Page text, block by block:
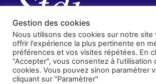
Gestion des cookies
Nous utilisons des cookies sur notre site
offrir l'expérience la plus pertinente en
préférences et vos visites répétées. En
"Accepter", vous consentez à l'utilisation
cookies. Vous pouvez sinon paramétrer
cliquant sur "Paramètrer"